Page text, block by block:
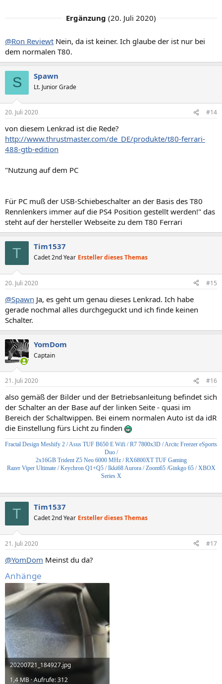
Ergänzung (20. Juli 2020)
@Ron Reviewt Nein, da ist keiner. Ich glaube der ist nur bei
dem normalen T80.
S Spawn
Lt. Junior Grade
20. Juli 2020 #14
von diesem Lenkrad ist die Rede?
http://www.thrustmaster.com/de_DE/produkte/t80-ferrari-
488-gtb-edition
"Nutzung auf dem PC
Für PC muß der USB-Schiebeschalter an der Basis des T80
Rennlenkers immer auf die PS4 Position gestellt werden!" das
steht auf der hersteller Webseite zu dem T80 Ferrari
T Tim1537
Cadet 2nd Year Ersteller dieses Themas
20. Juli 2020 #15
@Spawn Ja, es geht um genau dieses Lenkrad. Ich habe
gerade nochmal alles durchgeguckt und ich finde keinen
Schalter.
YomDom
Captain
21. Juli 2020 #16
also gemäß der Bilder und der Betriebsanleitung befindet sich
der Schalter an der Base auf der linken Seite - quasi im
Bereich der Schaltwippen. Bei einem normalen Auto ist da idR
die Einstellung fürs Licht zu finden
Fractal Design Meshify 2 / Asus TUF B650 E Wifi / R7 7800x3D / Arcitc Freezer eSports
Duo /
2x16GB Trident Z5 Neo 6000 MHz / RX6800XT TUF Gaming
Razer Viper Ultimate / Keychron Q1+Q5 / Ikki68 Aurora / Zoom65 /Ginkgo 65 / XBOX
Series X
T Tim1537
Cadet 2nd Year Ersteller dieses Themas
21. Juli 2020 #17
@YomDom Meinst du da?
Anhänge
20200721_184927.jpg
1,4 MB · Aufrufe: 312